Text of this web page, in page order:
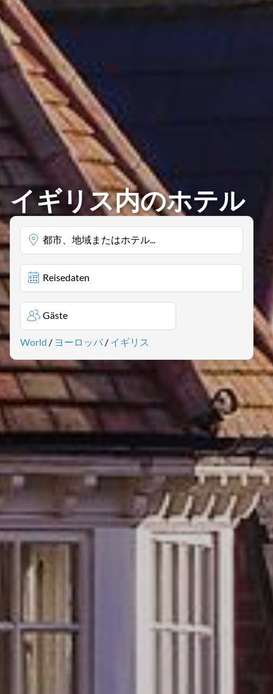
イギリス内のホテル
都市、地域またはホテル...
Reisedaten
Gäste
World / ヨーロッパ / イギリス